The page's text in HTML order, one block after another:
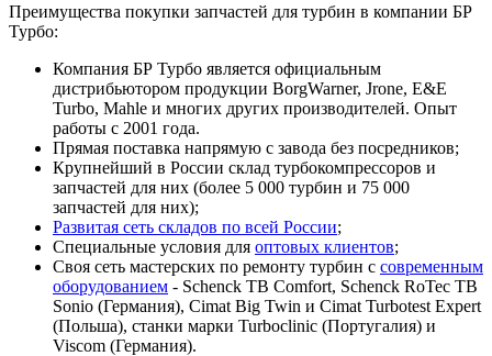
Преимущества покупки запчастей для турбин в компании БР
Турбо:
Компания БР Турбо является официальным
дистрибьютором продукции BorgWarner, Jrone, E&E
Turbo, Mahle и многих других производителей. Опыт
работы с 2001 года.
Прямая поставка напрямую с завода без посредников;
Крупнейший в России склад турбокомпрессоров и
запчастей для них (более 5 000 турбин и 75 000
запчастей для них);
Развитая сеть складов по всей России;
Специальные условия для оптовых клиентов;
Своя сеть мастерских по ремонту турбин с современным
оборудованием - Schenck TB Comfort, Schenck RoTec TB
Sonio (Германия), Cimat Big Twin и Cimat Turbotest Expert
(Польша), станки марки Turboclinic (Португалия) и
Viscom (Германия).